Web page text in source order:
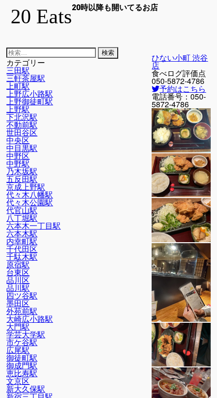
20 Eats20時以降も開いてるお店
検
索:
カテゴリー
三田駅
三軒茶屋駅
上町駅
上野広小路駅
上野御徒町駅
上野駅
下北沢駅
不動前駅
世田谷区
中央区
中目黒駅
中野区
中野駅
乃木坂駅
五反田駅
京成上野駅
代々木八幡駅
代々木公園駅
代官山駅
八丁堀駅
六本木一丁目駅
六本木駅
内幸町駅
千代田区
千駄木駅
原宿駅
台東区
品川区
品川駅
四ツ谷駅
墨田区
外苑前駅
大崎広小路駅
大門駅
学芸大学駅
市ケ谷駅
広尾駅
御徒町駅
御成門駅
恵比寿駅
文京区
新大久保駅
ひない小町 渋谷
店
食べログ評価点
050-5872-4786
予約はこちら
電話番号：050-
5872-4786